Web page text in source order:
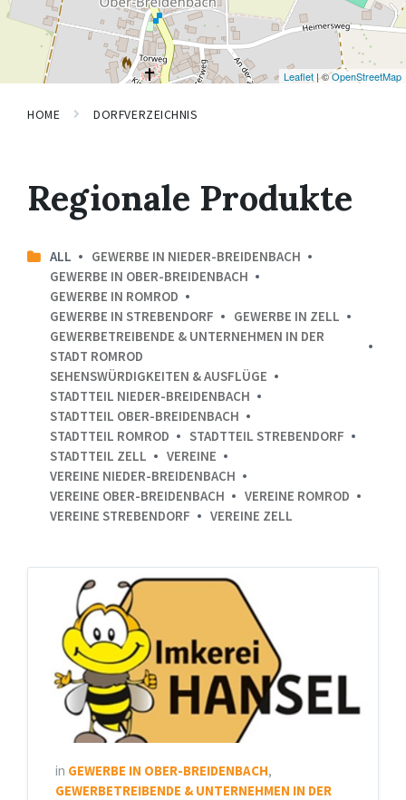
Leaflet | ©OpenStreetMap
HOME DORFVERZEICHNIS
Regionale Produkte
ALL
GEWERBE IN NIEDER-BREIDENBACH
GEWERBE IN OBER-BREIDENBACH
GEWERBE IN ROMROD
GEWERBE IN STREBENDORF
GEWERBE IN ZELL
GEWERBETREIBENDE & UNTERNEHMEN IN DER
STADT ROMROD
SEHENSWÜRDIGKEITEN & AUSFLÜGE
STADTTEIL NIEDER-BREIDENBACH
STADTTEIL OBER-BREIDENBACH
STADTTEIL ROMROD
STADTTEIL STREBENDORF
STADTTEIL ZELL
VEREINE
VEREINE NIEDER-BREIDENBACH
VEREINE OBER-BREIDENBACH
VEREINE ROMROD
VEREINE STREBENDORF
VEREINE ZELL
Theodor
Hansel
Romrod
Ober-
Breidenbach
in GEWERBE IN OBER-BREIDENBACH,
GEWERBETREIBENDE & UNTERNEHMEN IN DER